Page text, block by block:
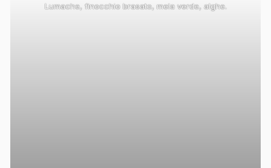
Lumache, finocchio brasato, mela verde, alghe.